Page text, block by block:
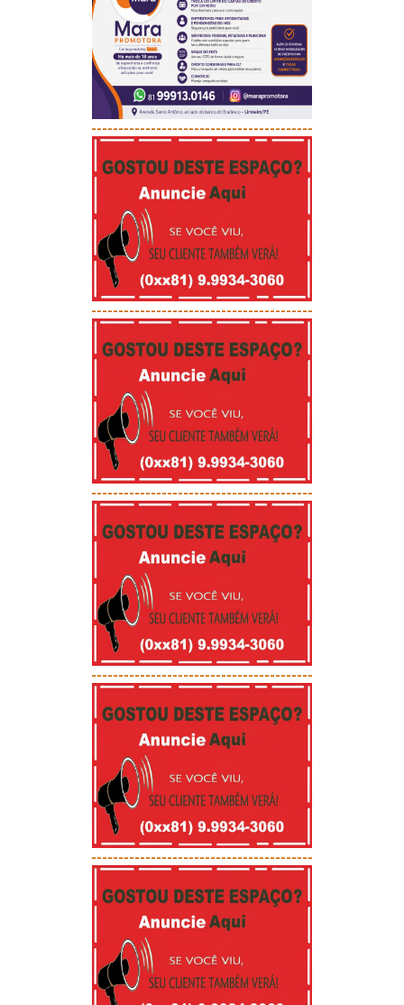
-----------------------------------------
-----------------------------------------
-----------------------------------------
-----------------------------------------
-----------------------------------------